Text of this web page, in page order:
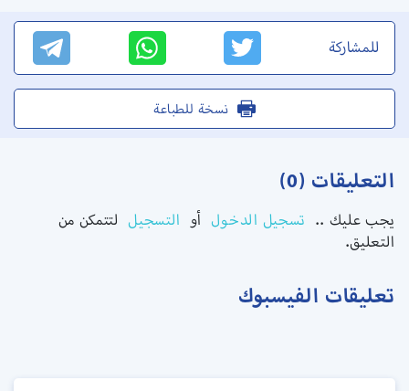
للمشاركة
نسخة للطباعة
التعليقات (0)
يجب عليك .. تسجيل الدخول أو التسجيل لتتمكن من
التعليق.
تعليقات الفيسبوك